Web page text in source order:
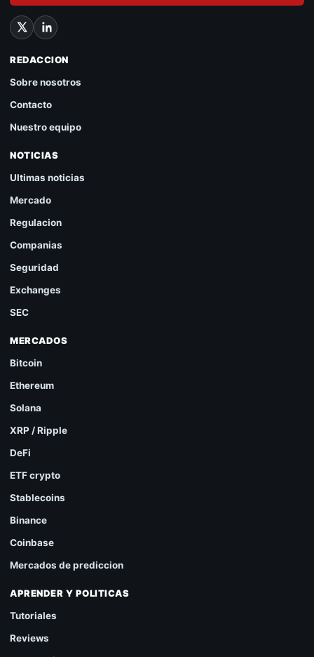
REDACCION
Sobre nosotros
Contacto
Nuestro equipo
NOTICIAS
Ultimas noticias
Mercado
Regulacion
Companias
Seguridad
Exchanges
SEC
MERCADOS
Bitcoin
Ethereum
Solana
XRP / Ripple
DeFi
ETF crypto
Stablecoins
Binance
Coinbase
Mercados de prediccion
APRENDER Y POLITICAS
Tutoriales
Reviews